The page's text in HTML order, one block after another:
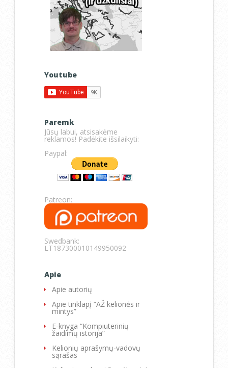
Youtube
Paremk
Jūsų labui, atsisakėme
reklamos! Padėkite išsilaikyti:
Paypal:
Patreon:
Swedbank:
LT187300010149950092
Apie
Apie autorių
Apie tinklapį “AŽ kelionės ir
mintys”
E-knyga “Kompiuterinių
žaidimų istorija”
Kelionių aprašymų-vadovų
sąrašas